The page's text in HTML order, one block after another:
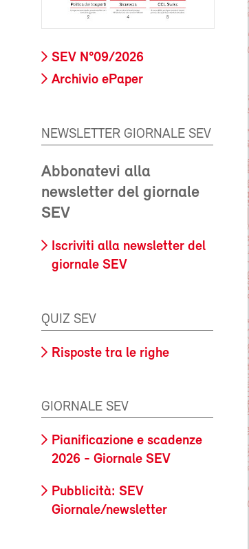
SEV N°09/2026
Archivio ePaper
NEWSLETTER GIORNALE SEV
Abbonatevi alla
newsletter del giornale
SEV
Iscriviti alla newsletter del
giornale SEV
QUIZ SEV
Risposte tra le righe
GIORNALE SEV
Pianificazione e scadenze
2026 - Giornale SEV
Pubblicità: SEV
Giornale/newsletter